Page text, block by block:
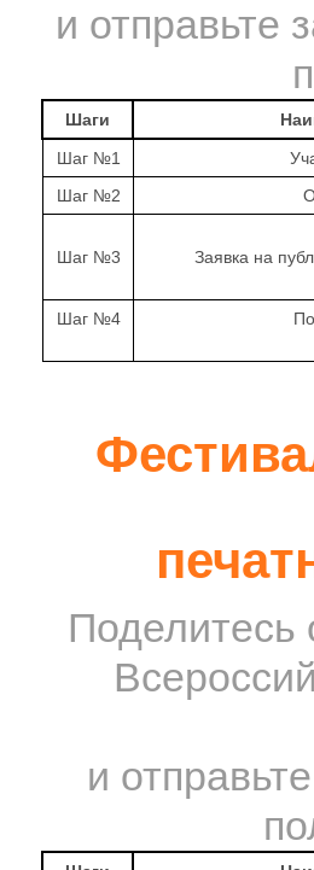
и отправьте
Шаги
Шаг №1
Шаг №2
Шаг №3 Заявка на
Шаг №4
Поделитесь
и